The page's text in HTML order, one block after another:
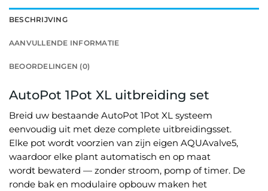
BESCHRIJVING
AANVULLENDE INFORMATIE
BEOORDELINGEN (0)
AutoPot 1Pot XL uitbreiding set
Breid uw bestaande AutoPot 1Pot XL systeem
eenvoudig uit met deze complete uitbreidingsset.
Elke pot wordt voorzien van zijn eigen AQUAvalve5,
waardoor elke plant automatisch en op maat
wordt bewaterd — zonder stroom, pomp of timer. De
ronde bak en modulaire opbouw maken het